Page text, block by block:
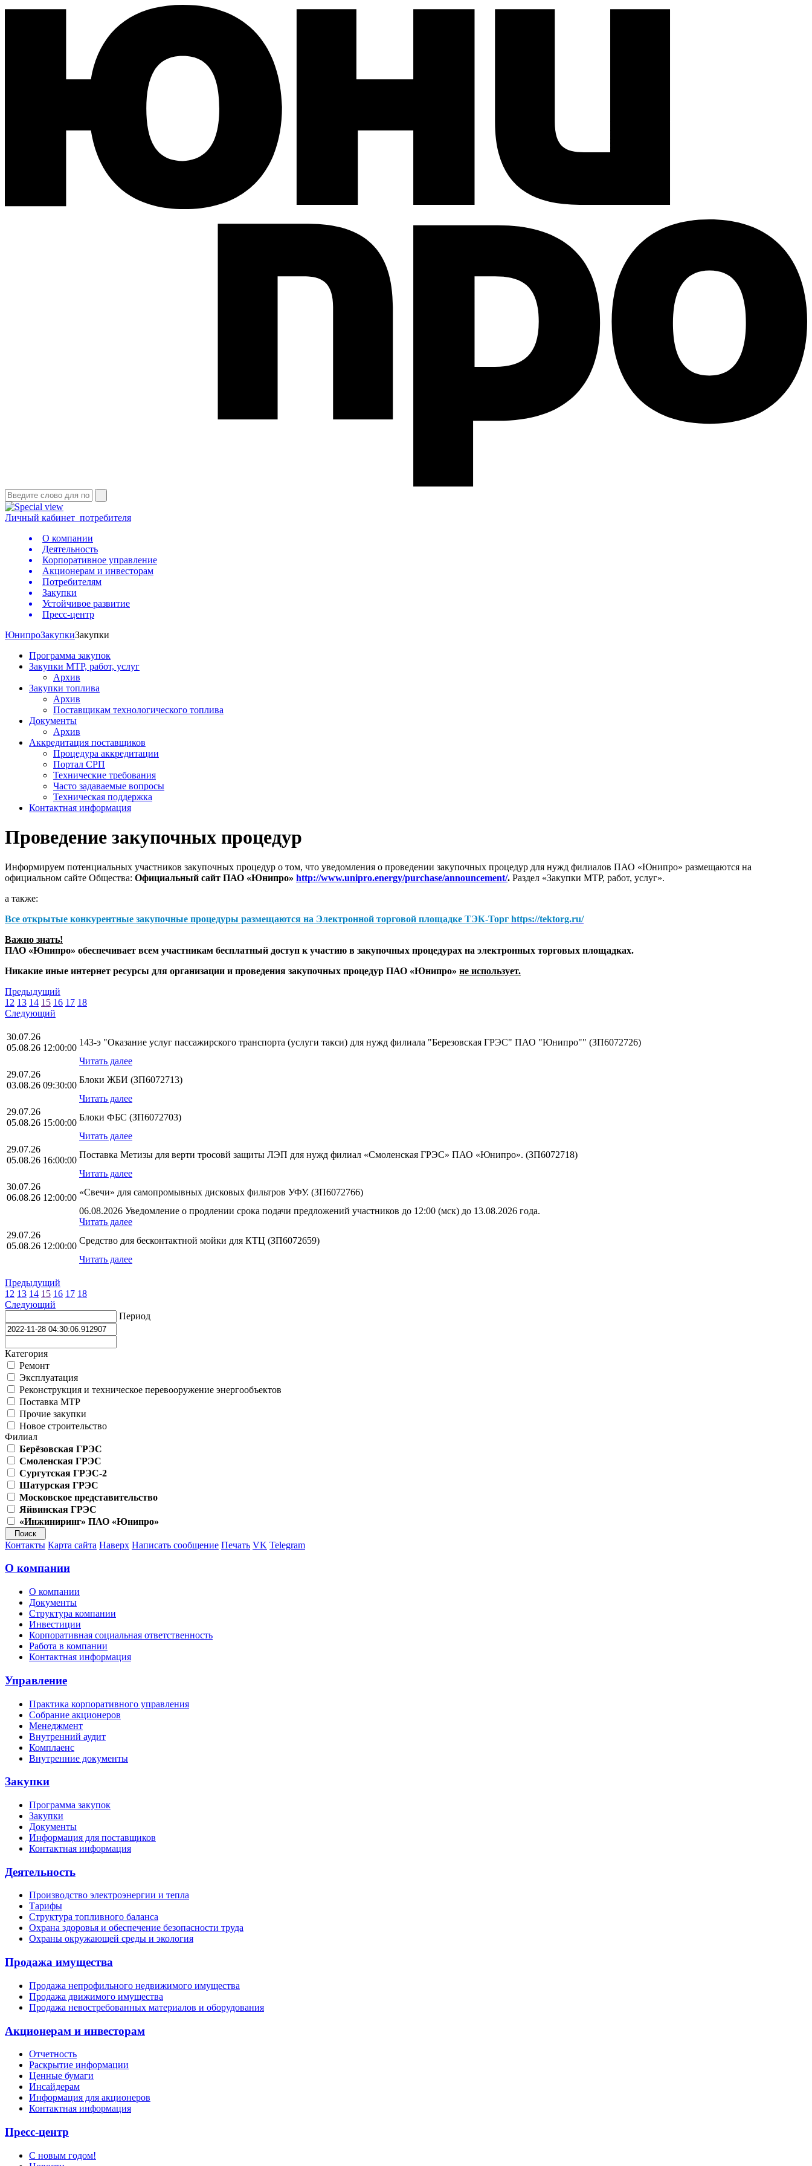
Личный кабинет потребителя
О компании
Деятельность
Корпоративное управление
Акционерам и инвесторам
Потребителям
Закупки
Устойчивое развитие
Пресс-центр
ЮнипроЗакупкиЗакупки
Программа закупок
Закупки МТР, работ, услуг
Архив
Закупки топлива
Архив
Поставщикам технологического топлива
Документы
Архив
Аккредитация поставщиков
Процедура аккредитации
Портал СРП
Технические требования
Часто задаваемые вопросы
Техническая поддержка
Контактная информация
Проведение закупочных процедур
Информируем потенциальных участников закупочных процедур о том, что уведомления о проведении закупочных процедур для нужд филиалов ПАО «Юнипро» размещаются на
официальном сайте Общества: Официальный сайт ПАО «Юнипро» http://www.unipro.energy/purchase/announcement/. Раздел «Закупки МТР, работ, услуг».
а также:
Все открытые конкурентные закупочные процедуры размещаются на Электронной торговой площадке ТЭК-Торг https://tektorg.ru/
Важно знать!
ПАО «Юнипро» обеспечивает всем участникам бесплатный доступ к участию в закупочных процедурах на электронных торговых площадках.
Никакие иные интернет ресурсы для организации и проведения закупочных процедур ПАО «Юнипро» не использует.
Предыдущий
12 13 14 15 16 17 18
Следующий
30.07.26
05.08.26 12:00:00
143-э "Оказание услуг пассажирского транспорта (услуги такси) для нужд филиала "Березовская ГРЭС" ПАО "Юнипро"" (ЗП6072726)
Читать далее
29.07.26
03.08.26 09:30:00
Блоки ЖБИ (ЗП6072713)
Читать далее
29.07.26
05.08.26 15:00:00
Блоки ФБС (ЗП6072703)
Читать далее
29.07.26
05.08.26 16:00:00
Поставка Метизы для верти тросовй защиты ЛЭП для нужд филиал «Смоленская ГРЭС» ПАО «Юнипро». (ЗП6072718)
Читать далее
30.07.26
06.08.26 12:00:00
«Свечи» для самопромывных дисковых фильтров УФУ. (ЗП6072766)
06.08.2026 Уведомление о продлении срока подачи предложений участников до 12:00 (мск) до 13.08.2026 года.
Читать далее
29.07.26
05.08.26 12:00:00
Средство для бесконтактной мойки для КТЦ (ЗП6072659)
Читать далее
Предыдущий
12 13 14 15 16 17 18
Следующий
Период
Категория
Ремонт
Эксплуатация
Реконструкция и техническое перевооружение энергообъектов
Поставка МТР
Прочие закупки
Новое строительство
Филиал
Берёзовская ГРЭС
Смоленская ГРЭС
Сургутская ГРЭС-2
Шатурская ГРЭС
Московское представительство
Яйвинская ГРЭС
«Инжиниринг» ПАО «Юнипро»
Контакты Карта сайта Наверх Написать сообщение Печать VK Telegram
О компании
О компании
Документы
Структура компании
Инвестиции
Корпоративная социальная ответственность
Работа в компании
Контактная информация
Управление
Практика корпоративного управления
Собрание акционеров
Менеджмент
Внутренний аудит
Комплаенс
Внутренние документы
Закупки
Программа закупок
Закупки
Документы
Информация для поставщиков
Контактная информация
Деятельность
Производство электроэнергии и тепла
Тарифы
Структура топливного баланса
Охрана здоровья и обеспечение безопасности труда
Охраны окружающей среды и экология
Продажа имущества
Продажа непрофильного недвижимого имущества
Продажа движимого имущества
Продажа невостребованных материалов и оборудования
Акционерам и инвесторам
Отчетность
Раскрытие информации
Ценные бумаги
Инсайдерам
Информация для акционеров
Контактная информация
Пресс-центр
С новым годом!